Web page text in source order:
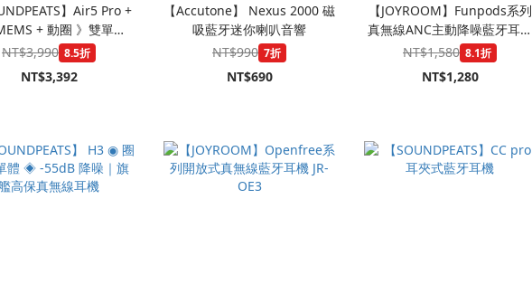
】Air5 Pro +
+ 動圈 》雙單體
AI 自適應降噪 Hi-Fi
旗艦藍芽耳機
NT$3,990 8.5折
NT$3,392
【Accutone】 Nexus 2000 磁
吸藍牙迷你喇叭音響
NT$990 7折
NT$690
【JOYROOM】Funpods系列
真無線ANC主動降噪藍牙耳機
JR-FN3
NT$1,580 8.1折
NT$1,280